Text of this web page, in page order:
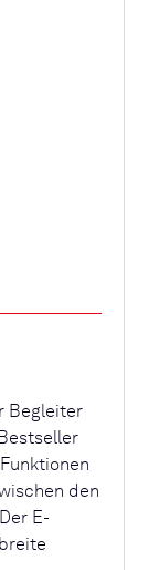
Begleiter
den
E-